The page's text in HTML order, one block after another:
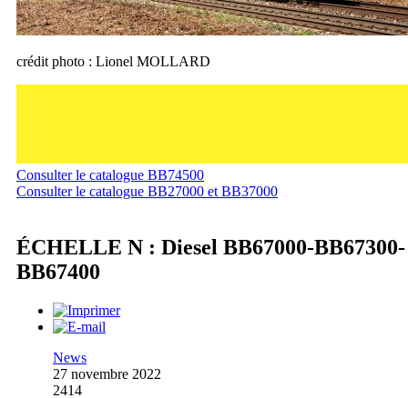
crédit photo : Lionel MOLLARD
Consulter le catalogue BB74500
Consulter le catalogue BB27000 et BB37000
ÉCHELLE N : Diesel BB67000-BB67300-
BB67400
News
27 novembre 2022
2414